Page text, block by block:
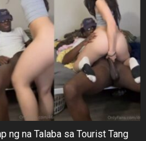
ng na Talaba sa Tourist Tang